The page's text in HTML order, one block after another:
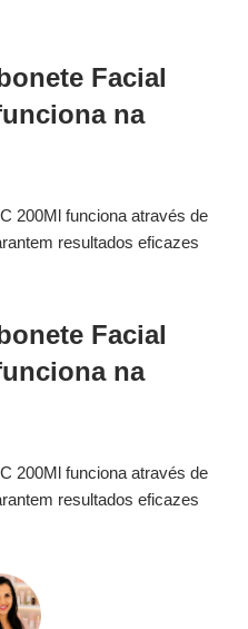
Facial
na
200Ml funciona através de
resultados eficazes
Facial
na
200Ml funciona através de
resultados eficazes